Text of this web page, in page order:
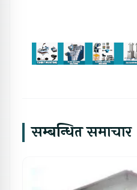
सम्बन्धित समाचार